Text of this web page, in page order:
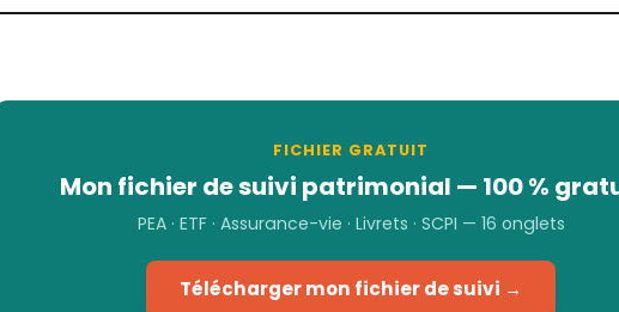
FICHIER GRATUIT
Mon fichier de suivi patrimonial — 100 %
PEA · ETF · Assurance-vie · Livrets · SCPI — 16 onglets
Télécharger mon fichier de suivi →